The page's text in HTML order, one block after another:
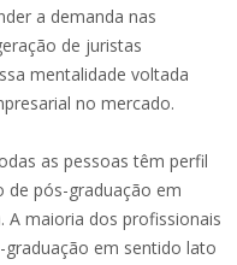
a demanda nas
de juristas
mentalidade voltada
no mercado.
as pessoas têm perfil
de pós-graduação em
maioria dos profissionais
em sentido lato